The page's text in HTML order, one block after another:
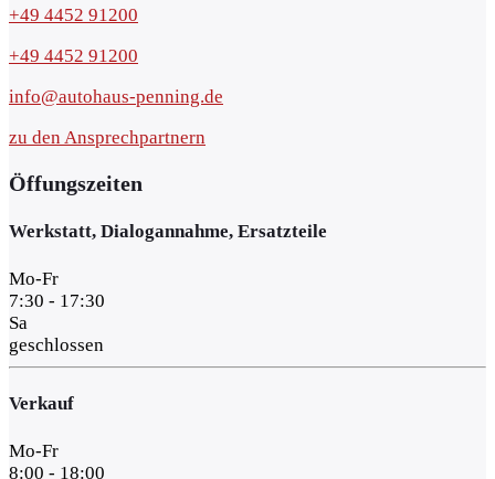
+49 4452 91200
+49 4452 91200
info@autohaus-penning.de
zu den Ansprechpartnern
Öffungszeiten
Werkstatt, Dialogannahme, Ersatzteile
Mo-Fr
7:30 - 17:30
Sa
geschlossen
Verkauf
Mo-Fr
8:00 - 18:00